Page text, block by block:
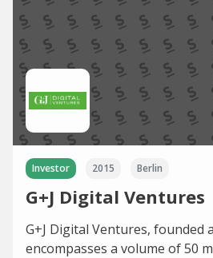
Investor 2015 Berlin
G+J Digital Ventures
G+J Digital Ventures, founded
encompasses a volume of 50